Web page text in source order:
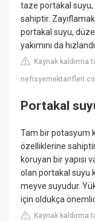
taze portakal suyu,
sahiptir.
portakal suyu,
yakımını da
Kaynak kaldırma
Portakal
Tam bir potasyum
özelliklerine
koruyan bir yapısı
olan portakal suyu
meyve suyudur.
için oldukça
Kaynak kaldırma